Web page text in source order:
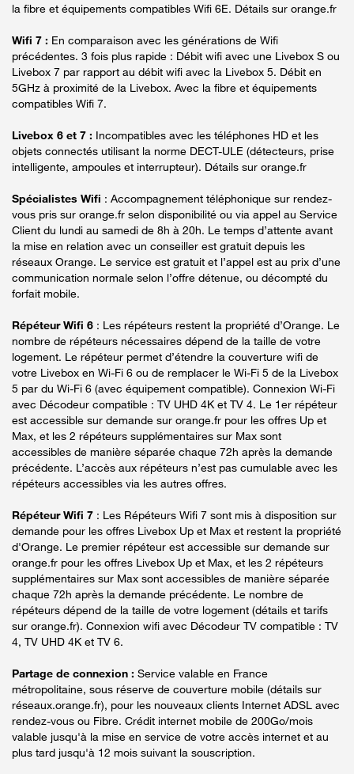
la fibre et équipements compatibles Wifi 6E. Détails sur orange.fr
Wifi 7 : En comparaison avec les générations de Wifi
précédentes. 3 fois plus rapide : Débit wifi avec une Livebox S ou
Livebox 7 par rapport au débit wifi avec la Livebox 5. Débit en
5GHz à proximité de la Livebox. Avec la fibre et équipements
compatibles Wifi 7.
Livebox 6 et 7 : Incompatibles avec les téléphones HD et les
objets connectés utilisant la norme DECT-ULE (détecteurs, prise
intelligente, ampoules et interrupteur). Détails sur orange.fr
Spécialistes Wifi : Accompagnement téléphonique sur rendez-
vous pris sur orange.fr selon disponibilité ou via appel au Service
Client du lundi au samedi de 8h à 20h. Le temps d’attente avant
la mise en relation avec un conseiller est gratuit depuis les
réseaux Orange. Le service est gratuit et l’appel est au prix d’une
communication normale selon l’offre détenue, ou décompté du
forfait mobile.
Répéteur Wifi 6 : Les répéteurs restent la propriété d’Orange. Le
nombre de répéteurs nécessaires dépend de la taille de votre
logement. Le répéteur permet d’étendre la couverture wifi de
votre Livebox en Wi-Fi 6 ou de remplacer le Wi-Fi 5 de la Livebox
5 par du Wi-Fi 6 (avec équipement compatible). Connexion Wi-Fi
avec Décodeur compatible : TV UHD 4K et TV 4. Le 1er répéteur
est accessible sur demande sur orange.fr pour les offres Up et
Max, et les 2 répéteurs supplémentaires sur Max sont
accessibles de manière séparée chaque 72h après la demande
précédente. L’accès aux répéteurs n’est pas cumulable avec les
répéteurs accessibles via les autres offres.
Répéteur Wifi 7 : Les Répéteurs Wifi 7 sont mis à disposition sur
demande pour les offres Livebox Up et Max et restent la propriété
d'Orange. Le premier répéteur est accessible sur demande sur
orange.fr pour les offres Livebox Up et Max, et les 2 répéteurs
supplémentaires sur Max sont accessibles de manière séparée
chaque 72h après la demande précédente. Le nombre de
répéteurs dépend de la taille de votre logement (détails et tarifs
sur orange.fr). Connexion wifi avec Décodeur TV compatible : TV
4, TV UHD 4K et TV 6.
Partage de connexion : Service valable en France
métropolitaine, sous réserve de couverture mobile (détails sur
réseaux.orange.fr), pour les nouveaux clients Internet ADSL avec
rendez-vous ou Fibre. Crédit internet mobile de 200Go/mois
valable jusqu'à la mise en service de votre accès internet et au
plus tard jusqu'à 12 mois suivant la souscription.